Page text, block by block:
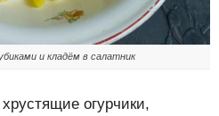
и кладём в салатник
огурчики,